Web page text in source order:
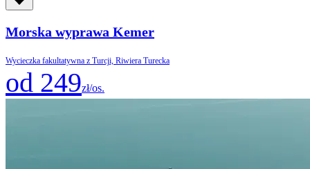
Morska wyprawa Kemer
Wycieczka fakultatywna z Turcji, Riwiera Turecka
od 249zł/os.